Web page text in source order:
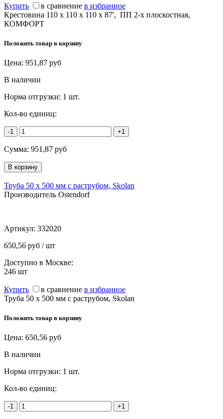
Купить в сравнение в избранное
Крестовина 110 х 110 х 110 х 87', ПП 2-х плоскостная,
КОМФОРТ
Положить товар в корзину
Цена: 951,87 руб
В наличии
Норма отгрузки: 1 шт.
Кол-во единиц:
-1 +1
Сумма: 951,87 руб
Труба 50 х 500 мм с раструбом, Skolan
Производитель Ostendorf
Артикул: 332020
650,56 руб / шт
Доступно в Москве:
246 шт
Купить в сравнение в избранное
Труба 50 х 500 мм с раструбом, Skolan
Положить товар в корзину
Цена: 650,56 руб
В наличии
Норма отгрузки: 1 шт.
Кол-во единиц:
-1 +1